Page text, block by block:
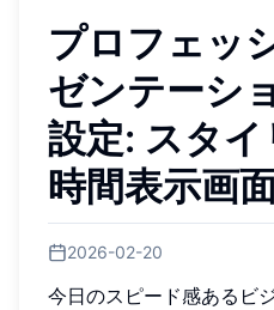
プロフェッ
ゼンテーシ
設定: スタ
時間表示画
2026-02-20
今日のスピード感あるビ